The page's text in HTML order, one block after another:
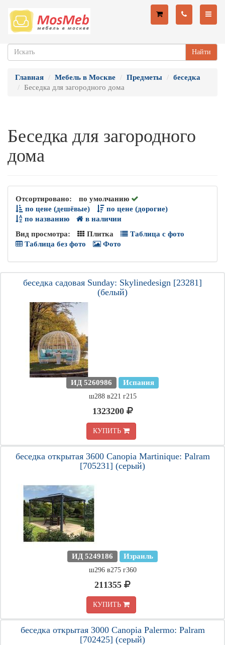
Найти
Главная Мебель в Москве Предметы
беседка
Беседка для загородного дома
Беседка для загородного
дома
Отсортировано:
по умолчанию
по цене (дешёвые)
по цене (дорогие)
по названию
в наличии
Вид просмотра:
Плитка
Таблица с фото
Таблица без фото
Фото
беседка садовая Sunday: Skylinedesign [23281]
(белый)
ИД 5260986 Испания
ш288 в221 г215
1323200
КУПИТЬ
беседка открытая 3600 Canopia Martinique: Palram
[705231] (серый)
ИД 5249186 Израиль
ш296 в275 г360
211355
КУПИТЬ
беседка открытая 3000 Canopia Palermo: Palram
[702425] (серый)